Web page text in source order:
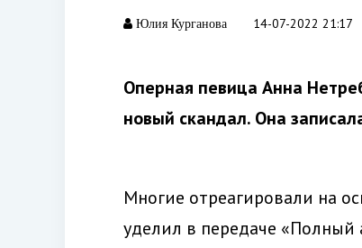
Юлия Курганова 14-07-2022 21:17
Оперная певица Анна
новый скандал. Она
Многие отреагировали на
уделил в передаче «Полный